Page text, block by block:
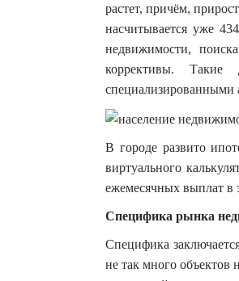
растет, причём,
насчитывается уже
недвижимости,
коррективы. Такие
специализированными
В городе развито
виртуального
ежемесячных выплат в
Специфика рынка
Специфика
не так много объектов